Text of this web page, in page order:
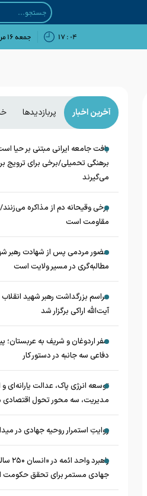
۰۴ : ۱۷ جمعه ۱۶ مرداد ۱۴۰۵
آخرین اخبار پربازدیدها
بافت جامعه ایرانی مبتنی بر حیا
برهنگی تحمیلی/برخی برای ترویج
می‌گیرند
برخی وقیحانه دم از مذاکره
مقاومت است
حضور مردمی پس از شهادت رهبر
مطالبه‌گری در مسیر ولایت است
مراسم بزرگداشت رهبر شهید
آیت‌الله اراکی برگزار شد
سفر اردوغان و شریف به عربستان؛
دفاعی سه جانبه در دستور کار
توسعه انرژی پاک، عدالت یارانه‌ای
مدیریت، سه محور تحول
روایتِ استمرار روحیه جهادی در
راهبرد واحد
جهادی مستمر برای تحقق حکومت